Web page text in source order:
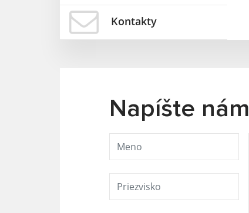
Kontakty
Napíšte nám